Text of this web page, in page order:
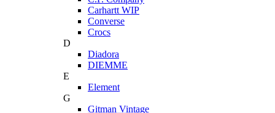
Carhartt WIP
Converse
Crocs
D
Diadora
DIEMME
E
Element
G
Gitman Vintage